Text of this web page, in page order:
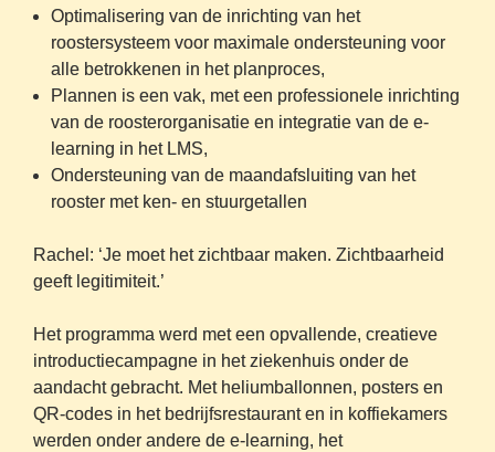
Optimalisering van de inrichting van het
roostersysteem voor maximale ondersteuning voor
alle betrokkenen in het planproces,
Plannen is een vak, met een professionele inrichting
van de roosterorganisatie en integratie van de e-
learning in het LMS,
Ondersteuning van de maandafsluiting van het
rooster met ken- en stuurgetallen
Rachel: ‘Je moet het zichtbaar maken. Zichtbaarheid
geeft legitimiteit.’
Het programma werd met een opvallende, creatieve
introductiecampagne in het ziekenhuis onder de
aandacht gebracht. Met heliumballonnen, posters en
QR-codes in het bedrijfsrestaurant en in koffiekamers
werden onder andere de e-learning, het